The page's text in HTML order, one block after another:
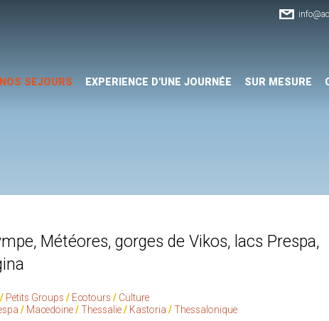
NOS SEJOURS EXPERIENCE D'UNE JOURNÉE SUR MESURE
Météores, gorges de Vikos, lacs Prespa,
Petits Groups Ecotours
Culture
Macedoine Thessalie Kastoria Thessalonique